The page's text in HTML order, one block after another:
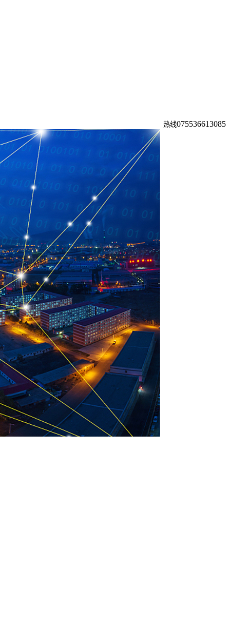
热线075536613085